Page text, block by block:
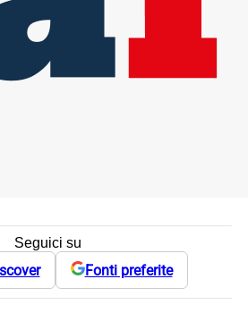
Seguici su
Fonti preferite